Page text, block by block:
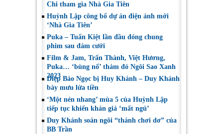
Chi tham gia Nhà Gia Tiên
Huỳnh Lập công bố dự án điện ảnh mới
‘Nhà Gia Tiên’
Puka – Tuấn Kiệt lần đầu đóng chung
phim sau đám cưới
Film & Jam, Trấn Thành, Việt Hương,
Puka… ‘bùng nổ’ thảm đỏ Ngôi Sao Xanh
2023
Diệp Bảo Ngọc bị Huy Khánh – Duy Khánh
bày mưu lừa tiền
‘Một nén nhang’ mùa 5 của Huỳnh Lập
tiếp tục khiến khán giả ‘mất ngủ’
Duy Khánh soán ngôi “thánh chơi dơ” của
BB Trần